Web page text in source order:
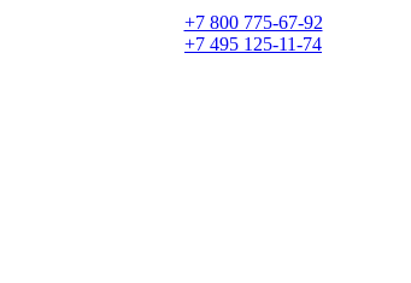
+7 800 775-67-92
+7 495 125-11-74